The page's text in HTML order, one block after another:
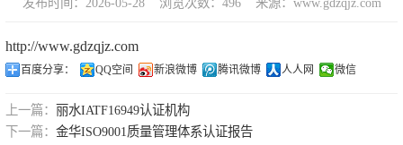
http://www.gdzqjz.com
百度分享： QQ空间 新浪微博 腾讯微博 人人网 微信
上一篇： 丽水IATF16949认证机构
下一篇： 金华ISO9001质量管理体系认证报告
培训管理体系认证